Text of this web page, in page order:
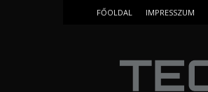
FŐOLDAL IMPRESSZUM